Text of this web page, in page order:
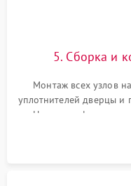
5. Сборка и
Монтаж всех узлов
уплотнителей дверцы и
Надежная фиксация
сборка корпуса